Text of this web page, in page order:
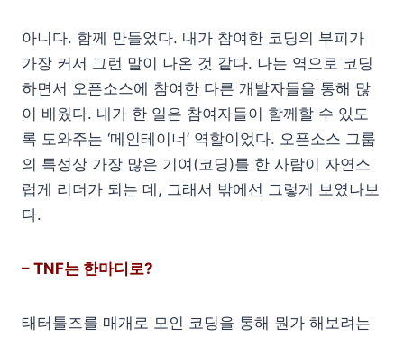
아니다. 함께 만들었다. 내가 참여한 코딩의 부피가
가장 커서 그런 말이 나온 것 같다. 나는 역으로 코딩
하면서 오픈소스에 참여한 다른 개발자들을 통해 많
이 배웠다. 내가 한 일은 참여자들이 함께할 수 있도
록 도와주는 ‘메인테이너’ 역할이었다. 오픈소스 그룹
의 특성상 가장 많은 기여(코딩)를 한 사람이 자연스
럽게 리더가 되는 데, 그래서 밖에선 그렇게 보였나보
다.
– TNF는 한마디로?
태터툴즈를 매개로 모인 코딩을 통해 뭔가 해보려는